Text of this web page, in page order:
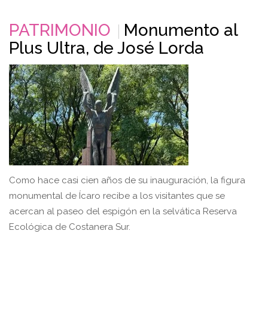
PATRIMONIO
Monumento al
Plus Ultra, de José Lorda
Como hace casi cien años de su inauguración, la figura
monumental de Ícaro recibe a los visitantes que se
acercan al paseo del espigón en la selvática Reserva
Ecológica de Costanera Sur.